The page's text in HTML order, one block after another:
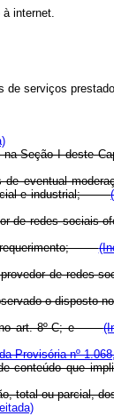
internet.
de serviços
na Seção I
eventual
e industrial;
de redes sociais
requerimento;
provedor de
o
no art. 8º-C; e
Provisória nº
que
total ou parcial,